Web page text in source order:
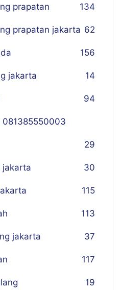
prapatan 134
prapatan jakarta 62
156
jakarta 14
94
081385550003
29
jakarta 30
115
113
jakarta 37
117
19